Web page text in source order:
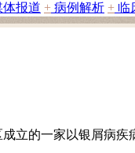
体报道 + 病例解析 + 临
立的一家以银屑病疾